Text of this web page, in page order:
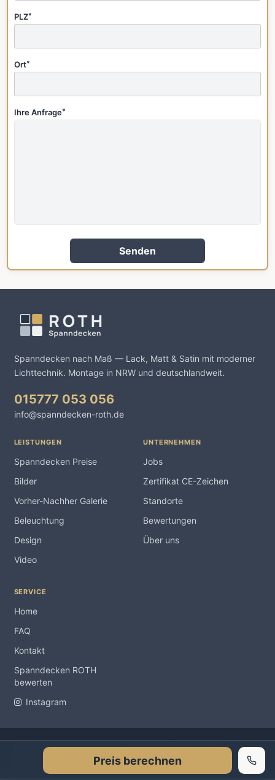
PLZ*
Ort*
Ihre Anfrage*
Senden
Spanndecken nach Maß — Lack, Matt & Satin mit moderner
Lichttechnik. Montage in NRW und deutschlandweit.
015777 053 056
info@spanndecken-roth.de
LEISTUNGEN
Spanndecken Preise
Bilder
Vorher-Nachher Galerie
Beleuchtung
Design
Video
UNTERNEHMEN
Jobs
Zertifikat CE-Zeichen
Standorte
Bewertungen
Über uns
SERVICE
Home
FAQ
Kontakt
Spanndecken ROTH
bewerten
Instagram
Copyright Spanndecken ROTH ® 2012-2026 |Impressum|
DatenschutzerklärungPreis berechnen